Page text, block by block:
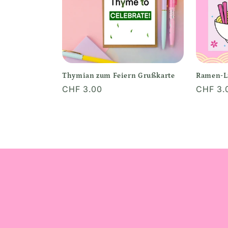
r
i
Thymian zum Feiern Grußkarte
Normaler
CHF 3.00
Ramen-
CHF